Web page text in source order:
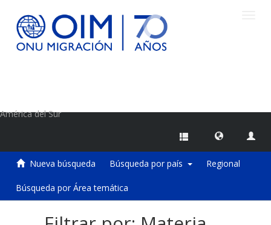
América del Sur
Nueva búsqueda Búsqueda por país Regional
Búsqueda por Área temática